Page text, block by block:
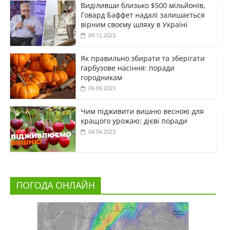
Виділивши близько $500 мільйонів,
Говард Баффет надалі залишається
вірним своєму шляху в Україні
09.12.2023
Як правильно збирати та зберігати
гарбузове насіння: поради
городникам
09.09.2023
Чим підживити вишню весною для
кращого урожаю: дієві поради
04.04.2023
ПОГОДА ОНЛАЙН